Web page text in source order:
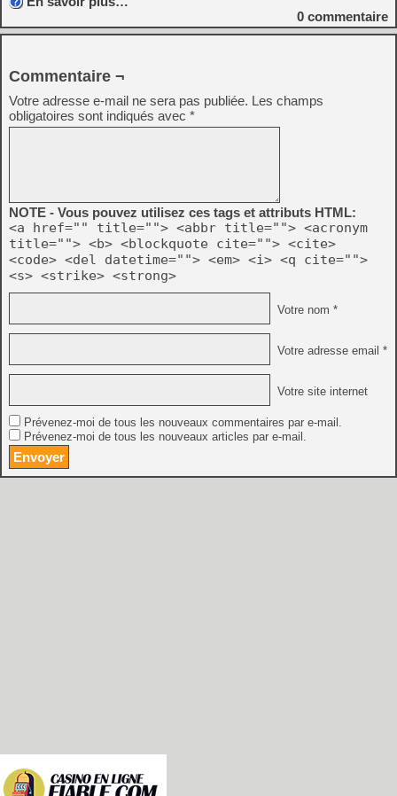
0 commentaire
Commentaire ¬
Votre adresse e-mail ne sera pas publiée. Les champs
obligatoires sont indiqués avec *
NOTE - Vous pouvez utilisez ces tags et attributs HTML:
<a href="" title=""> <abbr title=""> <acronym
title=""> <b> <blockquote cite=""> <cite>
<code> <del datetime=""> <em> <i> <q cite="">
<s> <strike> <strong>
Votre nom *
Votre adresse email *
Votre site internet
Prévenez-moi de tous les nouveaux commentaires par e-mail.
Prévenez-moi de tous les nouveaux articles par e-mail.